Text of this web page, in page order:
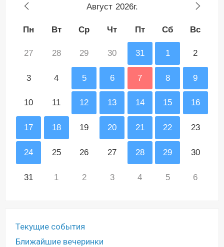
Август 2026г.
Пн Вт Ср Чт Пт Сб Вс
27 28 29 30 31 1 2
3 4 5 6 7 8 9
10 11 12 13 14 15 16
17 18 19 20 21 22 23
24 25 26 27 28 29 30
31 1 2 3 4 5 6
Текущие события
Ближайшие вечеринки